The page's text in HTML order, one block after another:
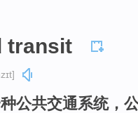
transit
公共交通系统，